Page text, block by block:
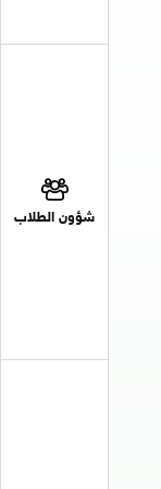
شؤون الطلاب